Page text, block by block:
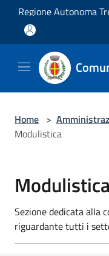
Salta al contenuto
Regione Autonoma
Home >
Modulistica
Sezione dedicata alla
riguardante tutti i